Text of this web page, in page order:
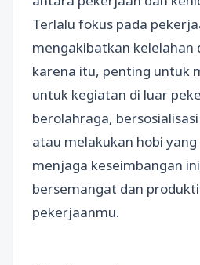
Terlalu fokus pada
mengakibatkan kelelahan
karena itu, penting untuk
untuk kegiatan di luar
berolahraga,
atau melakukan hobi
menjaga keseimbangan
bersemangat dan
pekerjaanmu.